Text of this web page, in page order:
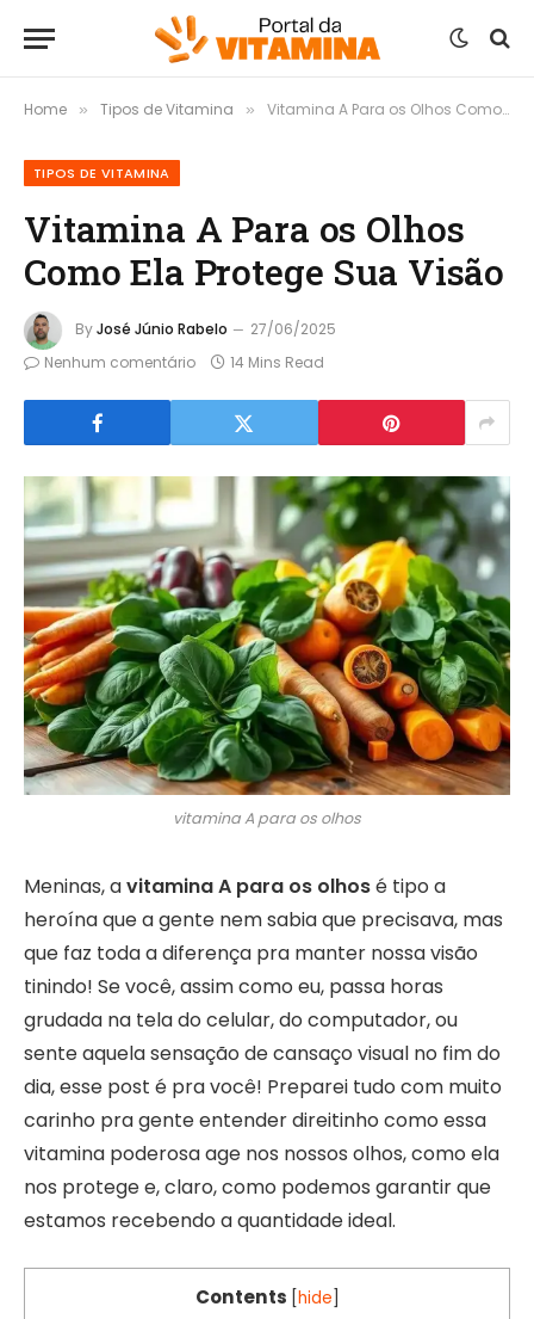
Home » Tipos de Vitamina » Vitamina A Para os Olhos Como Ela Protege Sua Visão
TIPOS DE VITAMINA
Vitamina A Para os Olhos
Como Ela Protege Sua Visão
ByJosé Júnio Rabelo
27/06/2025
Nenhum comentário
14 Mins Read
vitamina A para os olhos
Meninas, avitamina A para os olhosé tipo a
heroína que a gente nem sabia que precisava, mas
que faz toda a diferença pra manter nossa visão
tinindo! Se você, assim como eu, passa horas
grudada na tela do celular, do computador, ou
sente aquela sensação de cansaço visual no fim do
dia, esse post é pra você! Preparei tudo com muito
carinho pra gente entender direitinho como essa
vitamina poderosa age nos nossos olhos, como ela
nos protege e, claro, como podemos garantir que
estamos recebendo a quantidade ideal.
Contents [hide]